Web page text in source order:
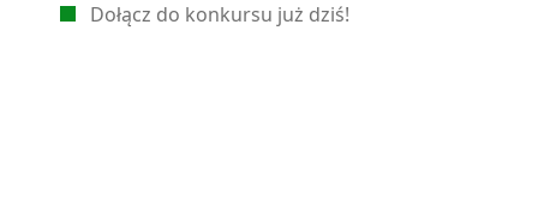
Dołącz do konkursu już dziś!